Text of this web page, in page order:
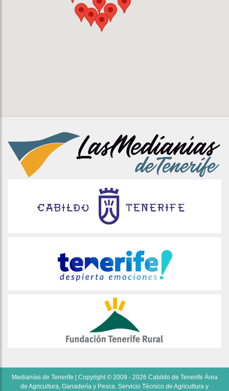
Medianías de Tenerife | Copyright © 2009 - 2026 Cabildo de Tenerife Área
de Agricultura, Ganadería y Pesca. Servicio Técnico de Agricultura y